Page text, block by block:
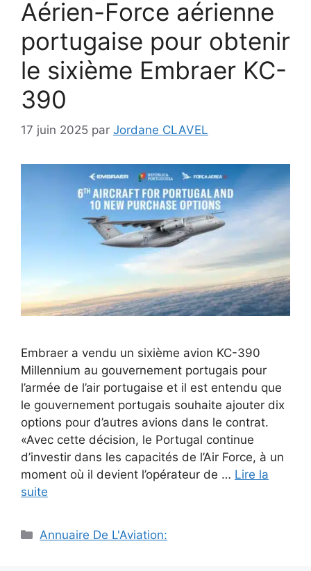
Aérien-Force aérienne
portugaise pour obtenir
le sixième Embraer KC-
390
17 juin 2025 par Jordane CLAVEL
Embraer a vendu un sixième avion KC-390
Millennium au gouvernement portugais pour
l’armée de l’air portugaise et il est entendu que
le gouvernement portugais souhaite ajouter dix
options pour d’autres avions dans le contrat.
«Avec cette décision, le Portugal continue
d’investir dans les capacités de l’Air Force, à un
moment où il devient l’opérateur de … Lire la
suite
Catégories
Annuaire De L'Aviation: